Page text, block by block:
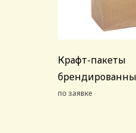
Крафт-пакеты
по заявке